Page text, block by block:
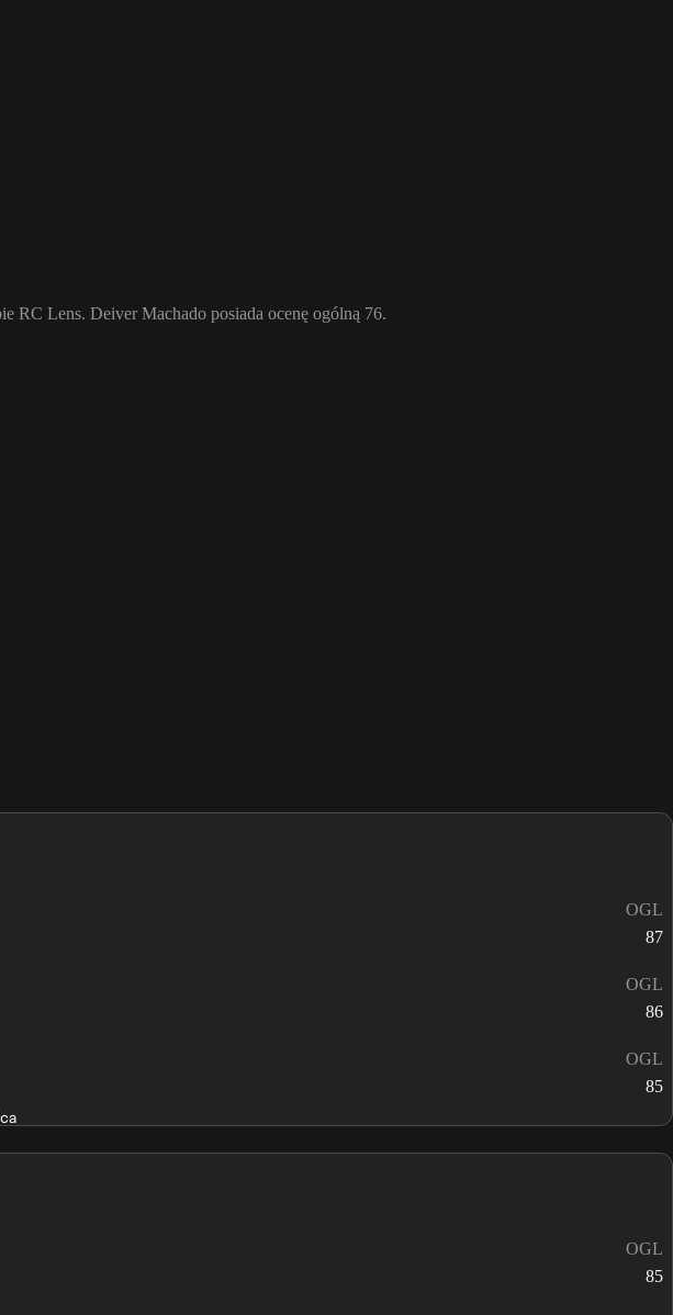
Lens. Deiver Machado posiada ocenę ogólną 76.
OGL
87
OGL
86
OGL
85
OGL
85